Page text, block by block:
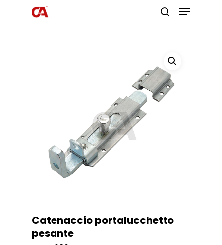
Catenaccio portalucchetto
pesante